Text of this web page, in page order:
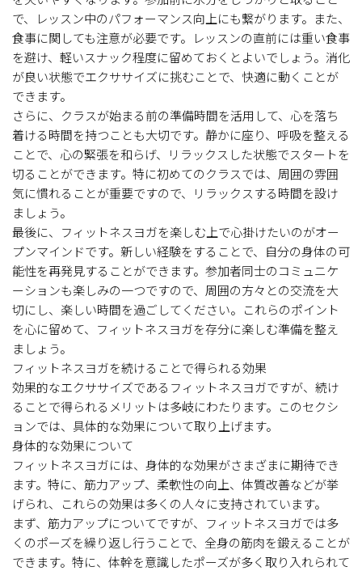
で、レッスン中のパフォーマンス向上にも繋がります。また、
食事に関しても注意が必要です。レッスンの直前には重い食事
を避け、軽いスナック程度に留めておくとよいでしょう。消化
が良い状態でエクササイズに挑むことで、快適に動くことが
できます。
さらに、クラスが始まる前の準備時間を活用して、心を落ち
着ける時間を持つことも大切です。静かに座り、呼吸を整える
ことで、心の緊張を和らげ、リラックスした状態でスタートを
切ることができます。特に初めてのクラスでは、周囲の雰囲
気に慣れることが重要ですので、リラックスする時間を設け
ましょう。
最後に、フィットネスヨガを楽しむ上で心掛けたいのがオー
プンマインドです。新しい経験をすることで、自分の身体の可
能性を再発見することができます。参加者同士のコミュニケ
ーションも楽しみの一つですので、周囲の方々との交流を大
切にし、楽しい時間を過ごしてください。これらのポイント
を心に留めて、フィットネスヨガを存分に楽しむ準備を整え
ましょう。
フィットネスヨガを続けることで得られる効果
効果的なエクササイズであるフィットネスヨガですが、続け
ることで得られるメリットは多岐にわたります。このセクシ
ョンでは、具体的な効果について取り上げます。
身体的な効果について
フィットネスヨガには、身体的な効果がさまざまに期待でき
ます。特に、筋力アップ、柔軟性の向上、体質改善などが挙
げられ、これらの効果は多くの人々に支持されています。
まず、筋力アップについてですが、フィットネスヨガでは多
くのポーズを繰り返し行うことで、全身の筋肉を鍛えることが
できます。特に、体幹を意識したポーズが多く取り入れられて